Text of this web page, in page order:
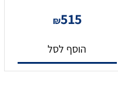
₪515
הוסף לסל